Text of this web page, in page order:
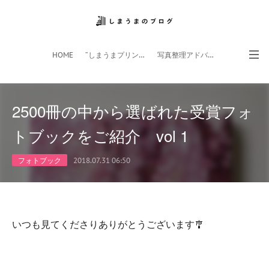
HOME ”しまうまプリント”サイト 写真整理アドバイザー
2500冊の中から選ばれた受賞フォ
トブックをご紹介 vol 1
フォトブック 2018.07.31 06:50
いつも見てくださりありがとうございます🎐